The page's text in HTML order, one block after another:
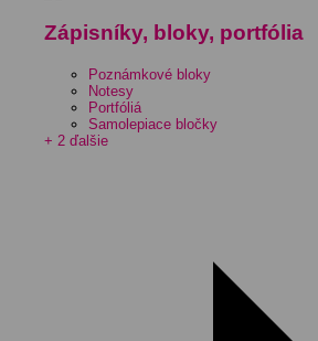
Zápisníky, bloky, portfólia
Poznámkové bloky
Notesy
Portfóliá
Samolepiace bločky
+ 2 ďalšie